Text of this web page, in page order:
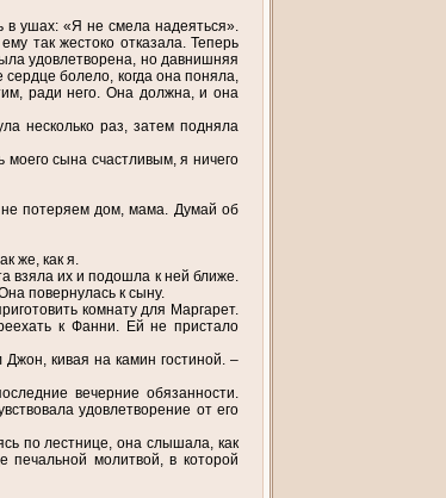
в ушах: «Я не смела надеяться».
так жестоко отказала. Теперь
удовлетворена, но давнишняя
болело, когда она поняла,
ради него. Она должна, и она
несколько раз, затем подняла
сына счастливым, я ничего
потеряем дом, мама. Думай об
же, как я.
взяла их и подошла к ней ближе.
повернулась к сыну.
комнату для Маргарет.
к Фанни. Ей не пристало
кивая на камин гостиной. –
вечерние обязанности.
удовлетворение от его
по лестнице, она слышала, как
печальной молитвой, в которой